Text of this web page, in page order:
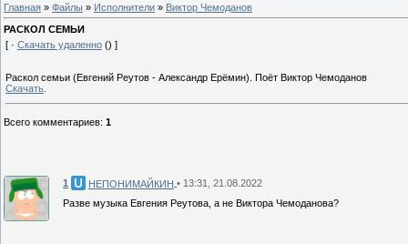
Главная » Файлы » Исполнители » Виктор Чемоданов
РАСКОЛ СЕМЬИ
[ · Скачать удаленно () ]
Раскол семьи (Евгений Реутов - Александр Ерёмин). Поёт Виктор Чемоданов
Скачать
Всего комментариев: 1
1 НЕПОНИМАЙКИН • 13:31, 21.08.2022
Разве музыка Евгения Реутова, а не Виктора Чемоданова?